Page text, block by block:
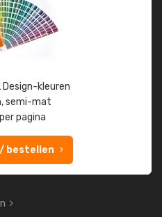
Design-kleuren
semi-mat
pagina
bestellen